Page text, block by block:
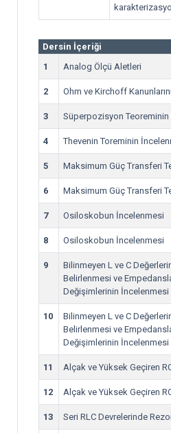
Dersin İçeriği
1
Analog Ölçü Aletleri
2 Ohm ve Kirchoff
3 Süperpozisyon
4 Thevenin Toreminin
5 Maksimum Güç Transferi
6 Maksimum Güç Transferi
7 Osiloskobun İncelenmesi
8 Osiloskobun İncelenmesi
9
Bilinmeyen L ve C
Belirlenmesi ve
Değişimlerinin İncelenmesi
10
Bilinmeyen L ve C
Belirlenmesi ve
Değişimlerinin İncelenmesi
11 Alçak ve Yüksek Geçiren
12 Alçak ve Yüksek Geçiren
13 Seri RLC Devrelerinde